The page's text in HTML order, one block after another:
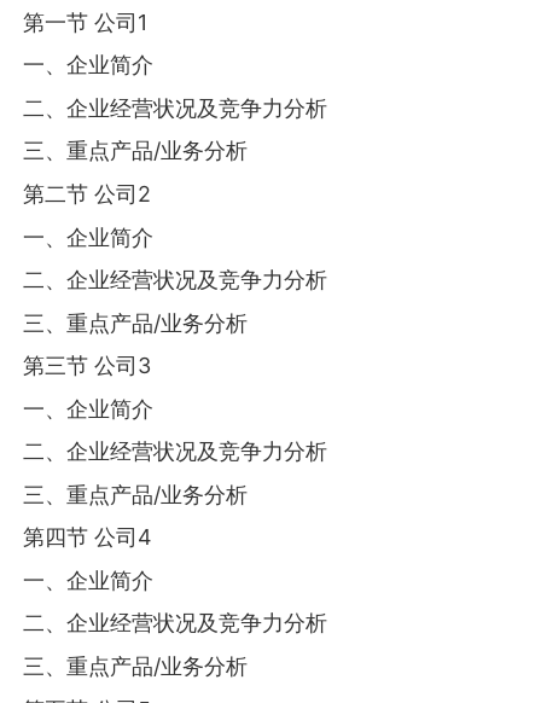
第一节 公司1
一、企业简介
二、企业经营状况及竞争力分析
三、重点产品/业务分析
第二节 公司2
一、企业简介
二、企业经营状况及竞争力分析
三、重点产品/业务分析
第三节 公司3
一、企业简介
二、企业经营状况及竞争力分析
三、重点产品/业务分析
第四节 公司4
一、企业简介
二、企业经营状况及竞争力分析
三、重点产品/业务分析